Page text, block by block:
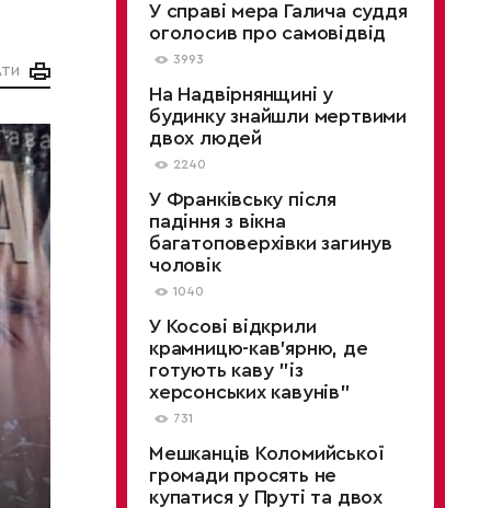
У справі мера Галича суддя
оголосив про самовідвід
3993
На Надвірнянщині у
будинку знайшли мертвими
двох людей
2240
У Франківську після
падіння з вікна
багатоповерхівки загинув
чоловік
1040
У Косові відкрили
крамницю-кав'ярню, де
готують каву "із
херсонських кавунів"
731
Мешканців Коломийської
громади просять не
купатися у Пруті та двох